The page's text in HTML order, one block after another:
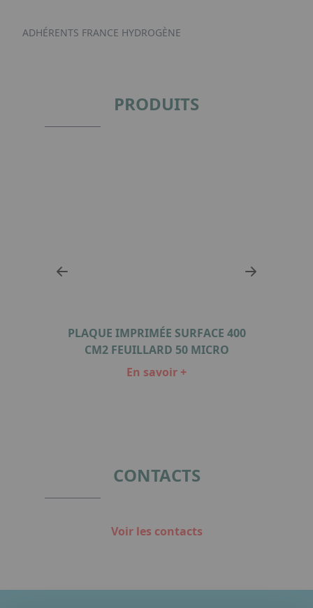
ADHÉRENTS FRANCE HYDROGÈNE
PRODUITS
PLAQUE IMPRIMÉE SURFACE 400
CM2 FEUILLARD 50 MICRO
En savoir +
CONTACTS
Voir les contacts